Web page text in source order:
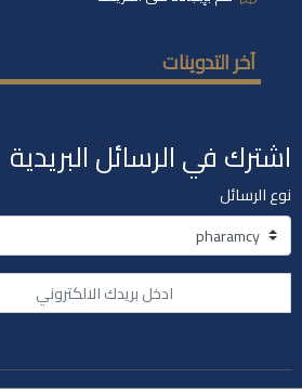
آخر التدوينات
اشترك في الرسائل البريدية
نوع الرسائل